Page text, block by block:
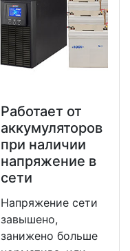
Работает от
аккумуляторов
при наличии
напряжение в
сети
Напряжение сети
завышено,
занижено больше